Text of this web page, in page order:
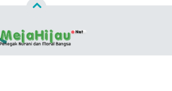
©2026MEJAHIJAU.NET™